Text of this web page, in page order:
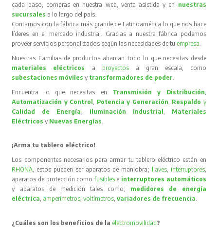
cada paso, compras en nuestra web, venta asistida y en nuestras
sucursales a lo largo del país.
Contamos con la fábrica más grande de Latinoamérica lo que nos hace
líderes en el mercado industrial. Gracias a nuestra fábrica podemos
proveer servicios personalizados según las necesidades de tu empresa
Nuestras Familias de productos abarcan todo lo que necesitas desde
materiales eléctricos
a proyectos
a gran escala, como
subestaciones móvilesy transformadores de poder
Encuentra lo que necesitas en Transmisión y Distribución
Automatización y Control
Potencia y Generación Respaldo y
Calidad de Energía
Iluminación Industrial
Materiales
Eléctricos y Nuevas Energías
¡Arma tu tablero eléctrico!
Los componentes necesarios para armar tu tablero eléctrico están en
RHONA , estos pueden ser aparatos de maniobra; llaves, interruptores,
aparatos de protección comofusibles e interruptores automáticos
y aparatos de medición tales como; medidores de energía
eléctrica amperímetros ,voltímetros ,variadores de frecuencia
¿Cuáles son los beneficios de la electromovilidad?